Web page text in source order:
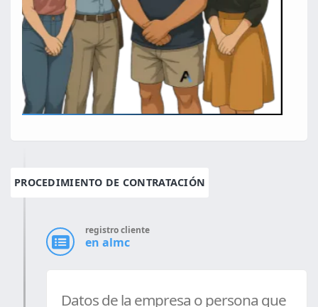
PROCEDIMIENTO DE CONTRATACIÓN
registro cliente